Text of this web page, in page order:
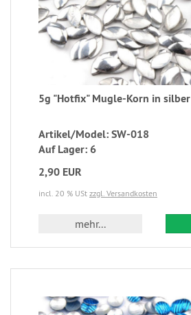
5g "Hotfix" Mugle-Korn in silber
Artikel/Model: SW-018
Auf Lager: 6
2,90 EUR
incl. 20 % USt zzgl. Versandkosten
mehr...